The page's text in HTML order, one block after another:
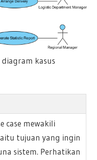
kasus
case mewakili
tujuan yang ingin
sistem. Perhatikan